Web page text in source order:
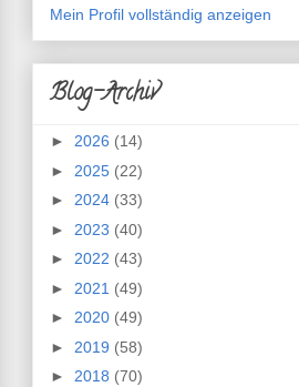
Mein Profil vollständig anzeigen
Blog-Archiv
► 2026 (14)
► 2025 (22)
► 2024 (33)
► 2023 (40)
► 2022 (43)
► 2021 (49)
► 2020 (49)
► 2019 (58)
► 2018 (70)